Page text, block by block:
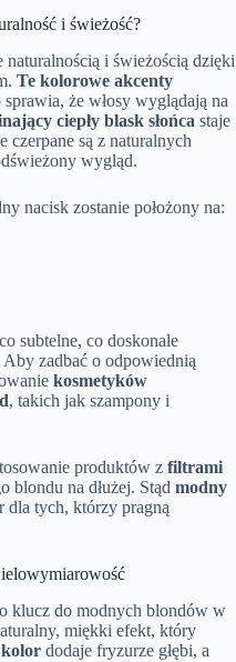
i świeżość?
naturalnością i świeżością dzięki
Te kolorowe akcenty
że włosy wyglądają na
ciepły blask słońca staje
czerpane są z naturalnych
wygląd.
nacisk zostanie położony na:
subtelne, co doskonale
zadbać o odpowiednią
kosmetyków
, takich jak szampony i
produktów z filtrami
blondu na dłużej. Stąd modny
dla tych, którzy pragną
klucz do modnych blondów w
miękki efekt, który
dodaje fryzurze głębi, a